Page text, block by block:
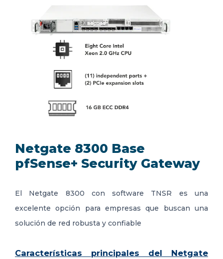
Netgate 8300 Base
pfSense+ Security Gateway
El Netgate 8300 con software TNSR es una
excelente opción para empresas que buscan una
solución de red robusta y confiable
Características principales del Netgate